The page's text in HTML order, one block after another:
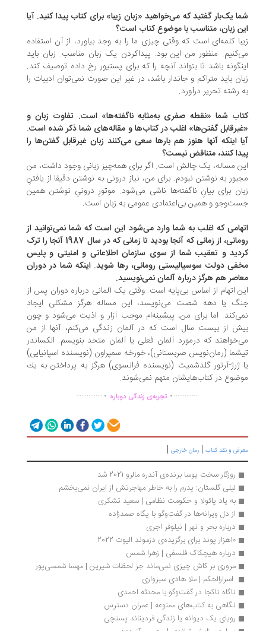
یک‌بار گفتید که می‌خواهید «زبان زیبا» برای کتاب پیدا کنید. آیا
زبان، متناسب با موضوع کتاب است؟
کلمه‌ای است که وقتی چیزی ما را به وجد بیاورد، از آن استفاده
منظور من این بود: پیداکردن یک زبان مناسب. زبان باید
باشد تا بتواند آنچه را که برای پستیور رخ داده توصیف کند.
باید متراکم و جاندار باشد، در غیر این ‌صورت نمی‌توان ادبیات را
رشته تحریر درآورد.
شما «نقطه صفری به‌مثابه ناگفته‌ها» است. تفاوت زبان و
گفتن‌ها» اغلب در کتاب‌ها و مقاله‌های شما ذکر شده است.
اینکه آنها هنوز هم بارها سعی می‌کنند زبان غیرقابل گفتن‌ها را
کنند، متناقض نیست؟
مساله، یک چالش است. اگر برای همه‌چیز زبانی وجود داشت، من
به نوشتن نبودم. برای من، نیاز درونی به نوشتن دقیقا از یافتنِ
برای بیانِ ناگفته‌ها ناشی می‌شود. موتورِ درونیِ نوشتن همین
و همین بی‌اعتمادی عمومی به زبان است.
که اغلب به شما وارد می‌شود این است که شما نمی‌توانید از
رومانی، از زمانی که آنجا بودید تا زمانی که در سال 1987 آنجا را ترک
و تعقیب شما از سوی سازمان اطلاعاتی و امنیتی و پلیس
دولت سوسیالیستی رومانی، رها شوید. اینکه شما در دوران
هم هرگز درباره آلمان نمی‌نویسید.
اتهام از اساس بی‌پایه است. وقتی یک آلمانی درباره دوران پس از
یا دهه شصت می‌نویسد، این مساله هرگز مشکلی ایجاد
اما برای من، پیشینه‌ام موجب آزار و اذیت می‌شود و چون
از بیست سال است که در آلمان زندگی می‌کنم، آنها از من
که درمورد آلمان فعلی یا آلمان متحد بنویسم. الكساندر
(رمان‌نویس صربستانی)، خورخه سمپراون (نویسنده اسپانیایی)
ژرژ-آرتور گلدشمیت (نویسنده فرانسوی) هرگز به پرداختن به یك
در كتاب‌هایشان متهم نمی‌شوند.
................تجربه‌ی زندگی دوباره ...............
و نقد کتاب|رمان خارجی|
روزگار سخت یوسا برنده‌ی آندره مالرو 2021 شد
لیلی گلستان: پدرم را به خاطر مهاجرتش از ایران نمی‌بخشم
به یاد پائولا و حکومت نظامی | سعید تشکری
از دل ویرانه‌ها در گفت‌وگو با پگاه صمدزاده
درباره بحر و نهر | نیلوفر اجری
درباره هیچکاک فلسفی | زهرا شمس
مروری بر کاش چیزی نمی‌ماند جز لحظات شیرین | مهسا شمسی‌پور
اسرارالحکم | ملا هادی سبزواری
ناگاه ناکجا در گفت‌وگو با محدثه احمدی
نگاهی به کتاب‌های ممنوعه | عمران دسترس
رویای یک دیوانه یا زندگی فردیناند پستچی